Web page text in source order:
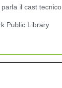
parla il cast tecnico
Public Library